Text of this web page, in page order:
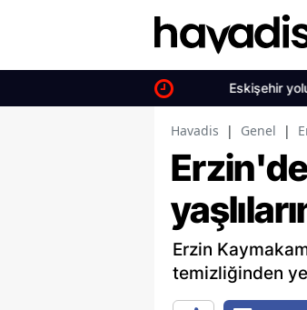
Eskişehir yolunda
Havadis | Genel |
Erzin
temizliğinden